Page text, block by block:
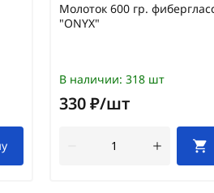
Молоток 600 гр.
"ONYX"
В наличии: 318 шт
330 ₽/шт